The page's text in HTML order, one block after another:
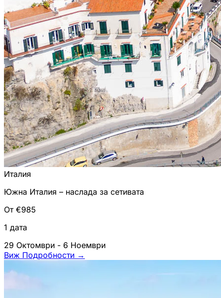
Италия
Южна Италия – наслада за сетивата
От €985
1 дата
29 Октомври - 6 Ноември
Виж Подробности →